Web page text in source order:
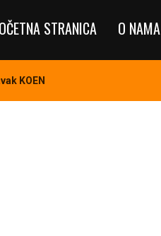
STRANICA O NAMA
KOEN